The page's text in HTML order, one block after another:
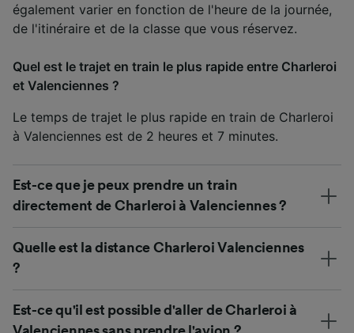
également varier en fonction de l'heure de la journée,
de l'itinéraire et de la classe que vous réservez.
Quel est le trajet en train le plus rapide entre Charleroi
et Valenciennes ?
Le temps de trajet le plus rapide en train de Charleroi
à Valenciennes est de 2 heures et 7 minutes.
Est-ce que je peux prendre un train
directement de Charleroi à Valenciennes ?
Quelle est la distance Charleroi Valenciennes
?
Est-ce qu'il est possible d'aller de Charleroi à